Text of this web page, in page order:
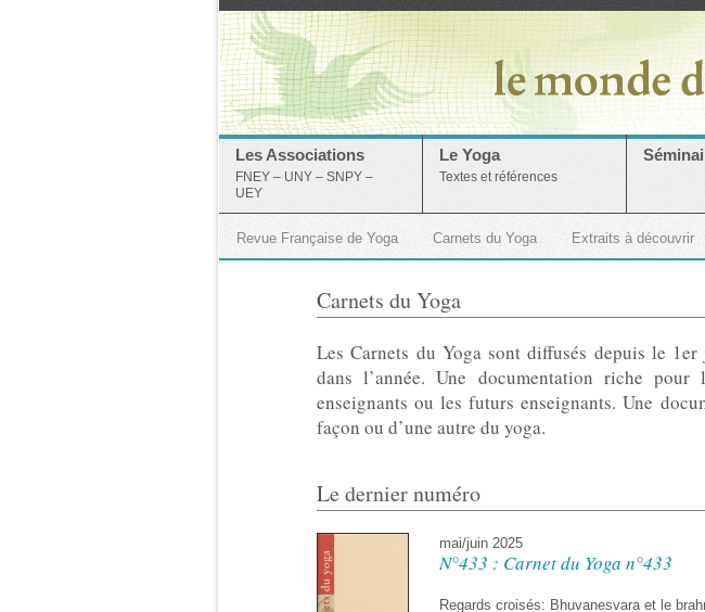
Les Associations
FNEY – UNY – SNPY –
UEY
Le Yoga
Textes et références
Revue Française de Yoga Carnets du Yoga Extraits à découvrir
Carnets du Yoga
Les Carnets du Yoga sont diffusés depuis le
dans l’année. Une documentation riche
enseignants ou les futurs enseignants. Une
façon ou d’une autre du yoga.
Le dernier numéro
mai/juin 2025
N°433 : Carnet du Yoga n°433
Regards croisés: Bhuvanesvara et le